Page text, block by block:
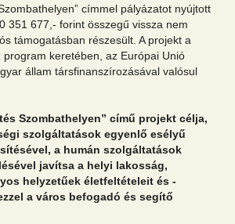
címmel pályázatot nyújtott
351 677,- forint összegű vissza nem
támogatásban részesült. A projekt a
program keretében, az Európai Unió
állam társfinanszírozásával valósul
Szombathelyen” című projekt célja,
szolgáltatások egyenlő esélyű
a humán szolgáltatások
javítsa a helyi lakosság,
helyzetűek életfeltételeit és -
a város befogadó és segítő